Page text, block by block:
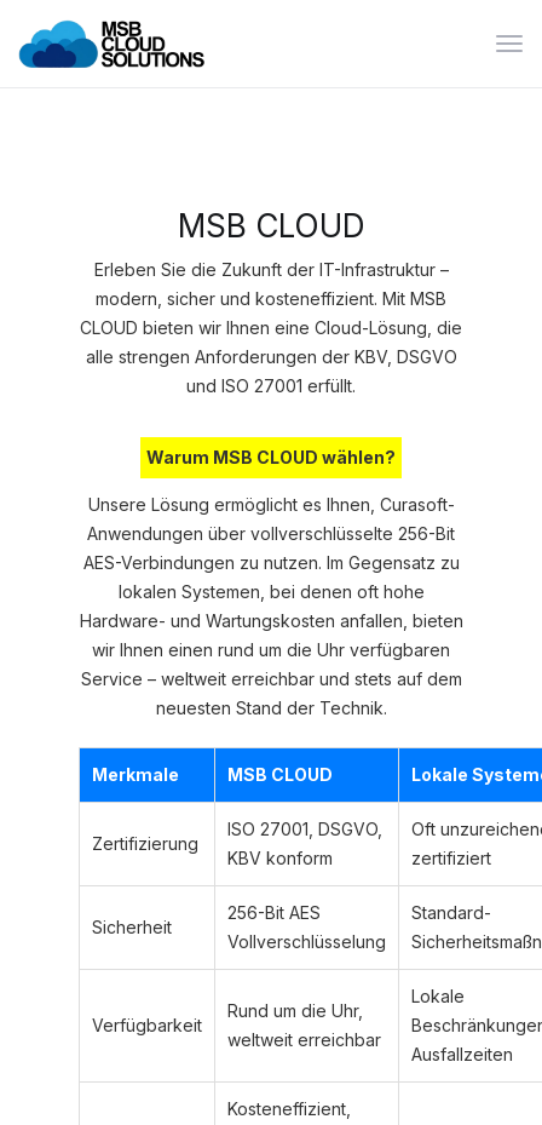
MSB CLOUD
Erleben Sie die Zukunft der IT-Infrastruktur –
modern, sicher und kosteneffizient. Mit MSB
CLOUD bieten wir Ihnen eine Cloud-Lösung, die
alle strengen Anforderungen der KBV, DSGVO
und ISO 27001 erfüllt.
Warum MSB CLOUD wählen?
Unsere Lösung ermöglicht es Ihnen, Curasoft-
Anwendungen über vollverschlüsselte 256-Bit
AES-Verbindungen zu nutzen. Im Gegensatz zu
lokalen Systemen, bei denen oft hohe
Hardware- und Wartungskosten anfallen, bieten
wir Ihnen einen rund um die Uhr verfügbaren
Service – weltweit erreichbar und stets auf dem
neuesten Stand der Technik.
Merkmale MSB CLOUD Lokale
Zertifizierung
ISO 27001, DSGVO,
KBV konform
Oft
zertifiziert
Sicherheit
256-Bit AES
Vollverschlüsselung
Standard-
Verfügbarkeit
Rund um die Uhr,
weltweit erreichbar
Lokale
Ausfallzeiten
Kosteneffizient,